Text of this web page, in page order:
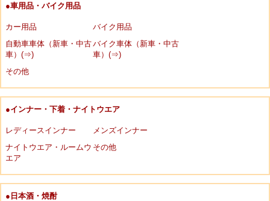
●車用品・バイク用品
カー用品
バイク用品
自動車車体（新車・中古
車）(⇒)
バイク車体（新車・中古
車）(⇒)
その他
●インナー・下着・ナイトウエア
レディースインナー
メンズインナー
ナイトウエア・ルームウ
エア
その他
●日本酒・焼酎